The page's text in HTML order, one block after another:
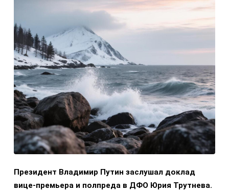
Президент Владимир Путин заслушал доклад
вице-премьера и полпреда в ДФО Юрия Трутнева.